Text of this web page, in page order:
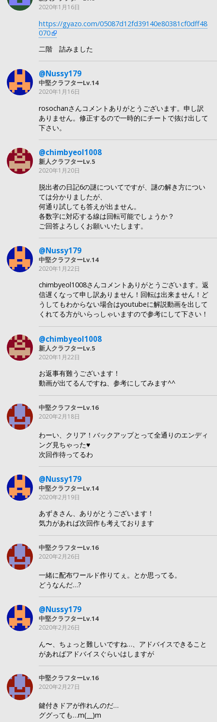
2020年1月16日
https://gyazo.com/05087d12fd39140e80381cf0dff48
070
二階 詰みました
@Nussy179
中堅クラフターLv.14
2020年1月16日
rosochanさんコメントありがとうございます。申し訳
ありません。修正するので一時的にチートで抜け出して
下さい。
@chimbyeol1008
新人クラフターLv.5
2020年1月20日
脱出者の日記6の謎についてですが、謎の解き方につい
ては分かりましたが、
何通り試しても答えが出ません。
各数字に対応する線は回転可能でしょうか？
ご回答よろしくお願いいたします。
@Nussy179
中堅クラフターLv.14
2020年1月22日
chimbyeol1008さんコメントありがとうございます。返
信遅くなって申し訳ありません！回転は出来ません！ど
うしてもわからない場合はyoutubeに解説動画を出して
くれてる方がいらっしゃいますので参考にして下さい！
@chimbyeol1008
新人クラフターLv.5
2020年1月22日
お返事有難うございます！
動画が出てるんですね、参考にしてみます^^
中堅クラフターLv.16
2020年2月18日
わーい、クリア！バックアップとって全通りのエンディ
ング見ちゃった♥
次回作待ってるわ
@Nussy179
中堅クラフターLv.14
2020年2月19日
あずきさん、ありがとうございます！
気力があれば次回作も考えております
中堅クラフターLv.16
2020年2月26日
一緒に配布ワールド作りてぇ。とか思ってる。
どうなんだ…?
@Nussy179
中堅クラフターLv.14
2020年2月26日
ん〜、ちょっと難しいですね…、アドバイスできること
があればアドバイスぐらいはしますが
中堅クラフターLv.16
2020年2月27日
鍵付きドアが作れんのだ…
ググっても…m(__)m